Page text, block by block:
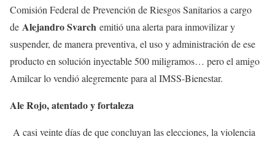
Comisión Federal de Prevención de Riesgos Sanitarios a cargo
de Alejandro Svarch emitió una alerta para inmovilizar y
suspender, de manera preventiva, el uso y administración de ese
producto en solución inyectable 500 miligramos… pero el amigo
Amilcar lo vendió alegremente para al IMSS-Bienestar.
Ale Rojo, atentado y fortaleza
A casi veinte días de que concluyan las elecciones, la violencia